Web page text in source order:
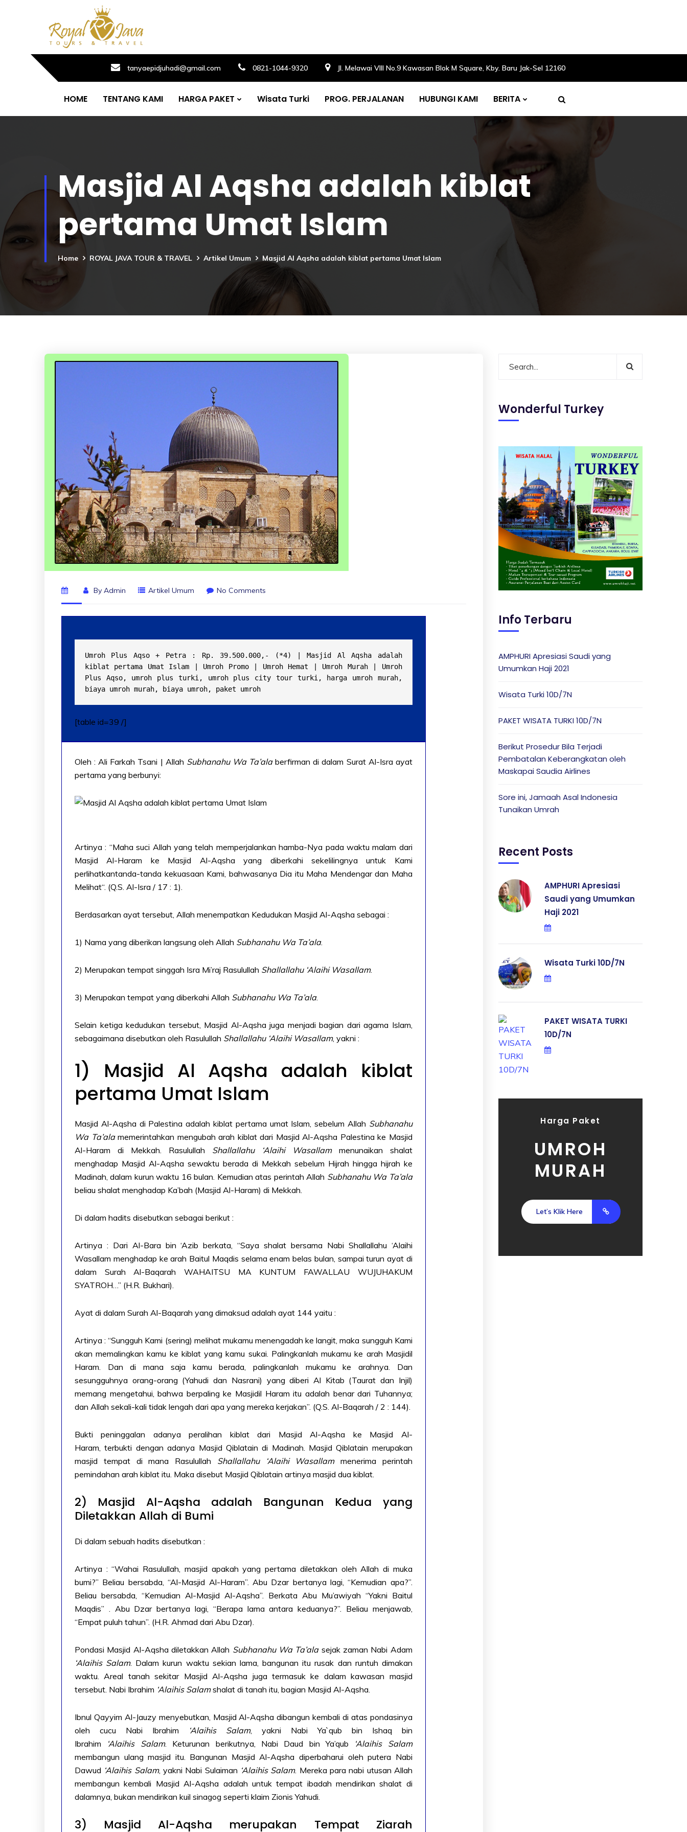
tanyaepidjuhadi@gmail.com 0821-1044-9320 Jl. Melawai VIII No.9 Kawasan Blok M Square, Kby. Baru Jak-Sel 12160
HOME TENTANG KAMI HARGA PAKET Wisata Turki PROG. PERJALANAN HUBUNGI KAMI BERITA
Masjid Al Aqsha adalah kiblat
pertama Umat Islam
Home ROYAL JAVA TOUR & TRAVEL Artikel Umum Masjid Al Aqsha adalah kiblat pertama Umat Islam
By Admin Artikel Umum No Comments
Umroh Plus Aqso + Petra : Rp. 39.500.000,- (*4) | Masjid Al Aqsha adalah
kiblat pertama Umat Islam | Umroh Promo | Umroh Hemat | Umroh Murah | Umroh
Plus Aqso, umroh plus turki, umroh plus city tour turki, harga umroh murah,
biaya umroh murah, biaya umroh, paket umroh
[table id=39 /]
Oleh : Ali Farkah Tsani | Allah Subhanahu Wa Ta’alaberfirman di dalam Surat Al-Isra ayat
pertama yang berbunyi:
Artinya : “Maha suci Allah yang telah memperjalankan hamba-Nya pada waktu malam dari
Masjid Al-Haram ke Masjid Al-Aqsha yang diberkahi sekelilingnya untuk Kami
perlihatkantanda-tanda kekuasaan Kami, bahwasanya Dia itu Maha Mendengar dan Maha
Melihat“. (Q.S. Al-Isra / 17 : 1).
Berdasarkan ayat tersebut, Allah menempatkan Kedudukan Masjid Al-Aqsha sebagai :
1) Nama yang diberikan langsung oleh Allah Subhanahu Wa Ta’ala.
2) Merupakan tempat singgah Isra Mi’raj Rasulullah Shallallahu ‘Alaihi Wasallam.
3) Merupakan tempat yang diberkahi Allah Subhanahu Wa Ta’ala.
Selain ketiga kedudukan tersebut, Masjid Al-Aqsha juga menjadi bagian dari agama Islam,
sebagaimana disebutkan oleh Rasulullah Shallallahu ‘Alaihi Wasallam, yakni :
1) Masjid Al Aqsha adalah kiblat
pertama Umat Islam
Masjid Al-Aqsha di Palestina adalah kiblat pertama umat Islam, sebelum Allah Subhanahu
Wa Ta’alamemerintahkan mengubah arah kiblat dari Masjid Al-Aqsha Palestina ke Masjid
Al-Haram di Mekkah. Rasulullah Shallallahu ‘Alaihi Wasallammenunaikan shalat
menghadap Masjid Al-Aqsha sewaktu berada di Mekkah sebelum Hijrah hingga hijrah ke
Madinah, dalam kurun waktu 16 bulan. Kemudian atas perintah Allah Subhanahu Wa Ta’ala
beliau shalat menghadap Ka’bah (Masjid Al-Haram) di Mekkah.
Di dalam hadits disebutkan sebagai berikut :
Artinya : Dari Al-Bara bin ‘Azib berkata, “Saya shalat bersama Nabi Shallallahu ‘Alaihi
Wasallam menghadap ke arah Baitul Maqdis selama enam belas bulan, sampai turun ayat di
dalam Surah Al-Baqarah WAHAITSU MA KUNTUM FAWALLAU WUJUHAKUM
SYATROH…” (H.R. Bukhari).
Ayat di dalam Surah Al-Baqarah yang dimaksud adalah ayat 144 yaitu :
Artinya : “Sungguh Kami (sering) melihat mukamu menengadah ke langit, maka sungguh Kami
akan memalingkan kamu ke kiblat yang kamu sukai. Palingkanlah mukamu ke arah Masjidil
Haram. Dan di mana saja kamu berada, palingkanlah mukamu ke arahnya. Dan
sesungguhnya orang-orang (Yahudi dan Nasrani) yang diberi Al Kitab (Taurat dan Injil)
memang mengetahui, bahwa berpaling ke Masjidil Haram itu adalah benar dari Tuhannya;
dan Allah sekali-kali tidak lengah dari apa yang mereka kerjakan”. (Q.S. Al-Baqarah / 2 : 144).
Bukti peninggalan adanya peralihan kiblat dari Masjid Al-Aqsha ke Masjid Al-
Haram, terbukti dengan adanya Masjid Qiblatain di Madinah. Masjid Qiblatain merupakan
masjid tempat di mana Rasulullah Shallallahu ‘Alaihi Wasallammenerima perintah
pemindahan arah kiblat itu. Maka disebut Masjid Qiblatain artinya masjid dua kiblat.
2) Masjid Al-Aqsha adalah Bangunan Kedua yang
Diletakkan Allah di Bumi
Di dalam sebuah hadits disebutkan :
Artinya : “Wahai Rasulullah, masjid apakah yang pertama diletakkan oleh Allah di muka
bumi?” Beliau bersabda, “Al-Masjid Al-Haram”. Abu Dzar bertanya lagi, “Kemudian apa?”.
Beliau bersabda, “Kemudian Al-Masjid Al-Aqsha”. Berkata Abu Mu’awiyah “Yakni Baitul
Maqdis” . Abu Dzar bertanya lagi, “Berapa lama antara keduanya?”. Beliau menjawab,
“Empat puluh tahun”. (H.R. Ahmad dari Abu Dzar).
Pondasi Masjid Al-Aqsha diletakkan Allah Subhanahu Wa Ta’alasejak zaman Nabi Adam
‘Alaihis Salam. Dalam kurun waktu sekian lama, bangunan itu rusak dan runtuh dimakan
waktu. Areal tanah sekitar Masjid Al-Aqsha juga termasuk ke dalam kawasan masjid
tersebut. Nabi Ibrahim ‘Alaihis Salamshalat di tanah itu, bagian Masjid Al-Aqsha.
Ibnul Qayyim Al-Jauzy menyebutkan, Masjid Al-Aqsha dibangun kembali di atas pondasinya
oleh cucu Nabi Ibrahim
‘Alaihis Salam, yakni Nabi Ya`qub bin Ishaq bin
Ibrahim
‘Alaihis Salam. Keturunan berikutnya, Nabi Daud bin Ya’qub
‘Alaihis Salam
membangun ulang masjid itu. Bangunan Masjid Al-Aqsha diperbaharui oleh putera Nabi
Dawud ‘Alaihis Salam, yakni Nabi Sulaiman ‘Alaihis Salam. Mereka para nabi utusan Allah
membangun kembali Masjid Al-Aqsha adalah untuk tempat ibadah mendirikan shalat di
dalamnya, bukan mendirikan kuil sinagog seperti klaim Zionis Yahudi.
3) Masjid Al-Aqsha merupakan Tempat Ziarah
Wonderful Turkey
Info Terbaru
AMPHURI Apresiasi Saudi yang
Umumkan Haji 2021
Wisata Turki 10D/7N
PAKET WISATA TURKI 10D/7N
Berikut Prosedur Bila Terjadi
Pembatalan Keberangkatan oleh
Maskapai Saudia Airlines
Sore ini, Jamaah Asal Indonesia
Tunaikan Umrah
Recent Posts
AMPHURI Apresiasi
Saudi yang Umumkan
Haji 2021
Wisata Turki 10D/7N
PAKET WISATA TURKI
10D/7N
Harga Paket
UMROH
MURAH
Let’s Klik Here